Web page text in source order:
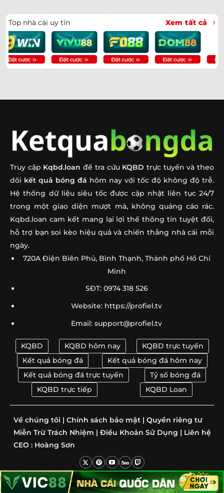
Messi Lập Hat-Trick Lịch Sử Tại World Cup 2026 | 16
Bàn
➤ Soi Kèo CH Séc Vs Nam Phi 23h00 Ngày 18/06 | Chốt
Tỷ Số
➤
Soi Kèo Pháp Vs Senegal 02h00 Ngày 17/06: Dự Đoán
Tỷ Số
➤
Soi Kèo Hà Lan Vs Nhật Bản 03h00 Ngày 15/06 – Chốt
Kèo
➤ Soi Kèo Đức Vs Curacao 00h00 Ngày 15/06: Nhận Định
➤ Soi Kèo Haiti Vs Scotland 08h00 Ngày 14/06: Nhận
➤ Soi Kèo Australia Vs Thổ Nhĩ Kỳ 11h00 Ngày 14/06: Dự
Soi Kèo Brazil Vs Morocco 05h00 Ngày 14/06: Dự Đoán
Soi Kèo Qatar Vs Thụy Sỹ 02h00 Ngày 14/06 – Dự
➤
Những HLV Đáng Chú Ý World Cup 2026 | Siêu Sao Sa
Bàn
HLV Park Hang Seo World Cup 2026 – Chức Phó Chủ
Tịch
➤ Các Cặp Anh Em Góp Mặt Tại World Cup 2026 – 8 Cặp
Ruột
➤
Neymar Nhận Áo Số Danh Giá World Cup 2026 – Chính
Top nhà cái uy tín Xem tất cả
Truy cập Kqbd.loan để tra cứu KQBD trực tuyến và theo
dõi kết quả bóng đá hôm nay với tốc độ không độ trễ.
Hệ thống dữ liệu siêu tốc được cập nhật liên tục 24/7
trong một giao diện mượt mà, không quảng cáo rác.
Kqbd.loan cam kết mang lại lợi thế thông tin tuyệt đối,
hỗ trợ bạn soi kèo hiệu quả và chiến thắng nhà cái mỗi
ngày.
720A Điện Biên Phủ, Bình Thạnh, Thành phố Hồ Chí
Minh
SĐT: 0974 318 526
Website: https://profiel.tv
Email:support@profiel.tv
KQBD KQBD hôm nay
KQBD trực tuyến
Kết quả bóng đá
Kết quả bóng đá hôm nay
Kết quả bóng đá trực tuyến
Tỷ số bóng đá
KQBD trực tiếp
KQBD Loan
Về chúng tôi | Chính sách bảo mật| Quyền riêng tư
Miễn Trừ Trách Nhiệm | Điều Khoản Sử Dụng | Liên hệ
CEO : Hoàng Sơn